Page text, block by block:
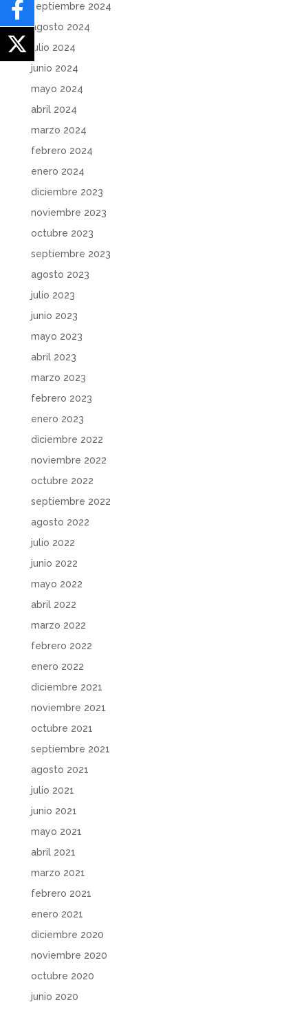
septiembre 2024
agosto 2024
julio 2024
junio 2024
mayo 2024
abril 2024
marzo 2024
febrero 2024
enero 2024
diciembre 2023
noviembre 2023
octubre 2023
septiembre 2023
agosto 2023
julio 2023
junio 2023
mayo 2023
abril 2023
marzo 2023
febrero 2023
enero 2023
diciembre 2022
noviembre 2022
octubre 2022
septiembre 2022
agosto 2022
julio 2022
junio 2022
mayo 2022
abril 2022
marzo 2022
febrero 2022
enero 2022
diciembre 2021
noviembre 2021
octubre 2021
septiembre 2021
agosto 2021
julio 2021
junio 2021
mayo 2021
abril 2021
marzo 2021
febrero 2021
enero 2021
diciembre 2020
noviembre 2020
octubre 2020
junio 2020